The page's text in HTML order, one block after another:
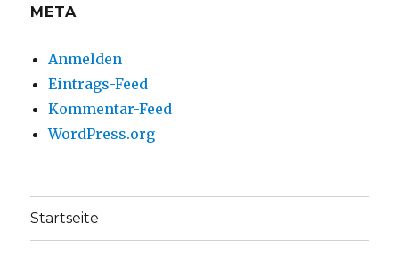
META
Anmelden
Eintrags-Feed
Kommentar-Feed
WordPress.org
Startseite